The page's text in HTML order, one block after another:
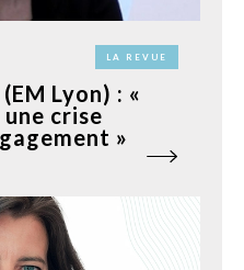
LA REVUE
Lyon) : «
crise
»